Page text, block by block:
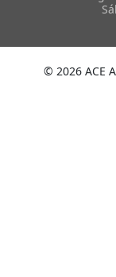
© 2026 ACE